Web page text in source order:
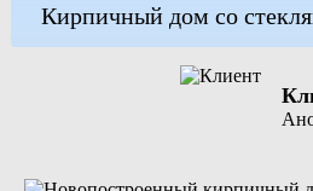
Кирпичный дом со